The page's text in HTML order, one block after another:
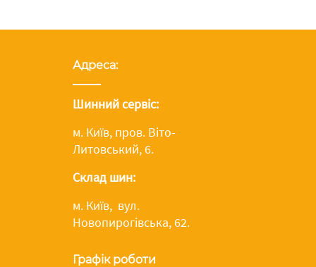
Адреса:
Шинний сервіс:
м. Київ, пров. Віто-
Литовський, 6.
Склад шин:
м. Київ, вул.
Новопирогівська, 62.
Графік роботи